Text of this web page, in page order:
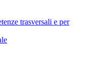
trasversali e per